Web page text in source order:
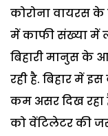
कोरोना वायरस
में काफी संख्या में
बिहारी मानुस के
रही है. बिहार में
कम असर दिख रहा
को वेंटिलेटर की